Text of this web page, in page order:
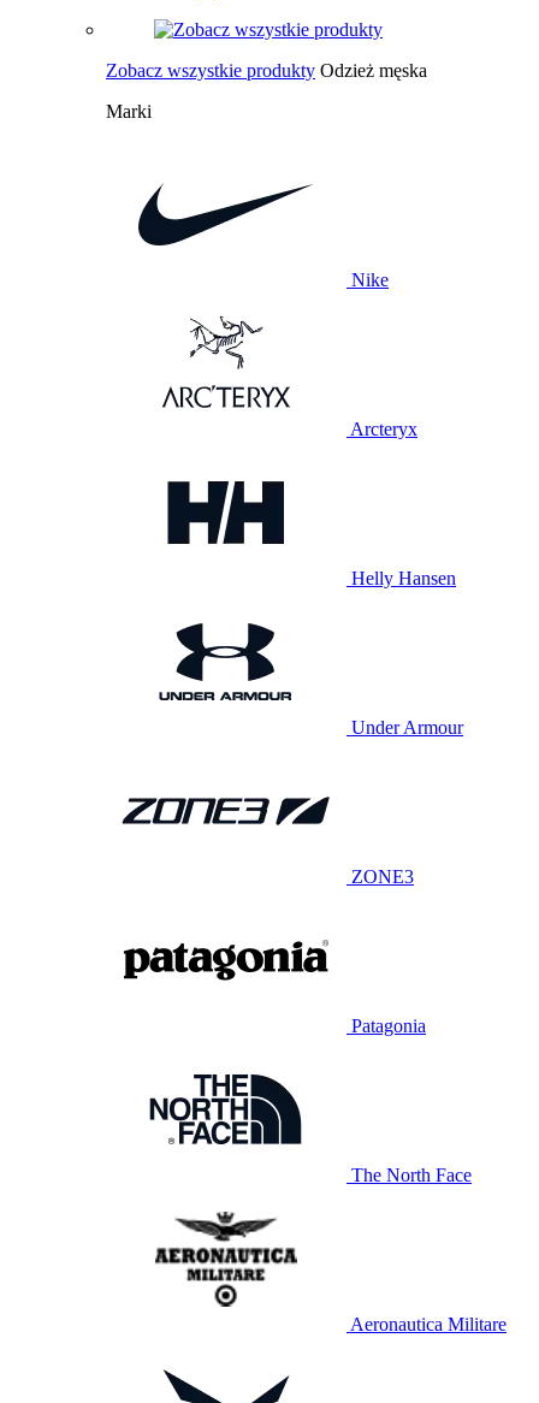
Zobacz wszystkie produkty Odzież męska
Marki
Nike
Arcteryx
Helly Hansen
Under Armour
ZONE3
Patagonia
The North Face
Aeronautica Militare